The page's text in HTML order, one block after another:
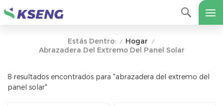
Estás Dentro: / Hogar /
Abrazadera Del Extremo Del Panel Solar
8 resultados encontrados para "abrazadera del extremo del
panel solar"